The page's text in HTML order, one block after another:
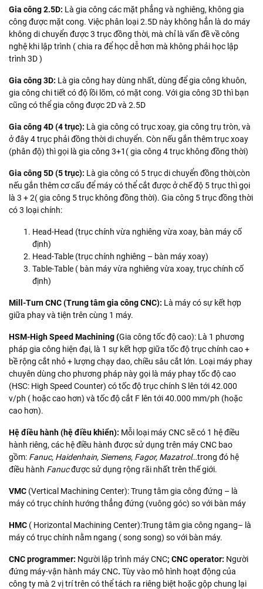
Gia công 2.5D: Là gia công các mặt phẳng và nghiêng, không gia
công được mặt cong. Việc phân loại 2.5D này không hẳn là do máy
không di chuyển được 3 trục đồng thời, mà chỉ là vấn đề về công
nghệ khi lập trình ( chia ra để học dễ hơn mà không phải học lập
trình 3D )
Gia công 3D: Là gia công hay dùng nhất, dùng để gia công khuôn,
gia công chi tiết có độ lồi lõm, có mặt cong. Với gia công 3D thì bạn
cũng có thể gia công được 2D và 2.5D
Gia công 4D (4 trục): Là gia công có trục xoay, gia công trụ tròn, và
ở đây 4 trục phải đồng thời di chuyển. Còn nếu gắn thêm trục xoay
(phân độ) thì gọi là gia công 3+1( gia công 4 trục không đồng thời)
Gia công 5D (5 trục): Là gia công có 5 trục di chuyển đồng thời,còn
nếu gắn thêm cơ cấu để máy có thể cắt được ở chế độ 5 trục thì gọi
là 3 + 2( gia công 5 trục không đồng thời). Gia công 5 trục đồng thời
có 3 loại chính:
Head-Head (trục chính vừa nghiêng vừa xoay, bàn máy cố
định)
Head-Table (trục chính nghiêng – bàn máy xoay)
Table-Table ( bàn máy vừa nghiêng vừa xoay, trục chính cố
định)
Mill-Turn CNC (Trung tâm gia công CNC): Là máy có sự kết hợp
giữa phay và tiện trên cùng 1 máy.
HSM-High Speed Machining (Gia công tốc độ cao): Là 1 phương
pháp gia công hiện đại, là 1 sự kết hợp giữa tốc độ trục chính cao +
bề rộng cắt nhỏ + lượng chạy dao, chiều sâu cắt lớn. Loại máy phay
chuyên dùng cho phương pháp này gọi là máy phay tốc độ cao
(HSC: High Speed Counter) có tốc độ trục chính S lên tới 42.000
v/ph ( hoặc cao hơn) và tốc độ cắt F lên tới 40.000 mm/ph (hoặc
cao hơn).
Hệ điều hành (hệ điều khiển): Mỗi loại máy CNC sẽ có 1 hệ điều
hành riêng, các hệ điều hành được sử dụng trên máy CNC bao
gồm: Fanuc, Haidenhain, Siemens, Fagor, Mazatrol…trong đó hệ
điều hành Fanucđược sử dụng rộng rãi nhất trên thế giới.
VMC (Vertical Machining Center): Trung tâm gia công đứng – là
máy có trục chính hướng thẳng đứng (vuông góc) so với bàn máy
HMC ( Horizontal Machining Center):Trung tâm gia công ngang– là
máy có trục chính nằm ngang ( song song) so với bàn máy.
CNC programmer: Người lập trình máy CNC; CNC operator: Người
đứng máy-vận hành máy CNC. Tùy vào mô hình hoạt động của
công ty mà 2 vị trí trên có thể tách ra riêng biệt hoặc gộp chung lại